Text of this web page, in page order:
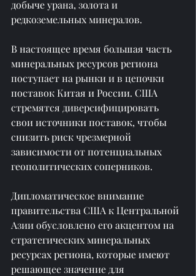
добыче урана, золота и
редкоземельных минералов.
В настоящее время большая часть
минеральных ресурсов региона
поступает на рынки и в цепочки
поставок Китая и России. США
стремятся диверсифицировать
свои источники поставок, чтобы
снизить риск чрезмерной
зависимости от потенциальных
геополитических соперников.
Дипломатическое внимание
правительства США к Центральной
Азии обусловлено его акцентом на
стратегических минеральных
ресурсах региона, которые имеют
решающее значение для